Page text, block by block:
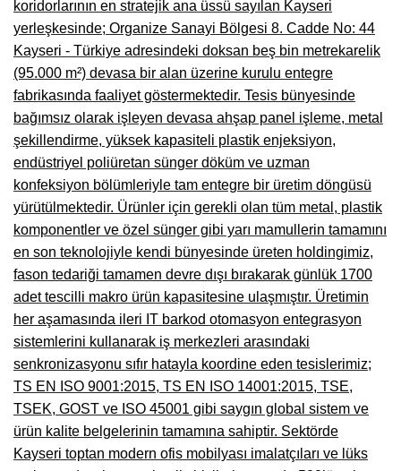
Erzurum Mobilyacılar, Mobilya İmalatçıları, Mağazaları
Afyon Mobilyacılar, Mobilya Mağazaları, İmalatçıları
Çanakkale Mobilyacılar, Mobilya Fabrikaları, Mağazaları
Karabağlar Mobilyacıları, Mobilya İmalatçıları, Firmaları
Aydın Mobilya Mağazaları, Firmaları, Dekorasyon Firmaları
Bilecik Mobilyacılar, Mobilya İmalatçıları, Mağazaları
Çorum Mobilyacılar, Mobilya Mağazaları, İmalatçıları
Denizli Mobilyacılar, Mobilya Üreticileri, Mağazaları
Adıyaman Mobilyacılar, Mobilya İmalatçıları, Mağazaları
Ağrı Mobilyacılar, Mobilya İmalatçıları, Mağazaları
Edirne Mobilyacilar, Mobilya İmalatçıları, Mağazaları
Erzincan Mobilyacılar, Mobilya İmalatçıları, Mağazaları
Yozgat Mobilya Mağazaları, İmalatçıları, Mobilyacıları
koridorlarının en stratejik ana üssü sayılan Kayseri
yerleşkesinde; Organize Sanayi Bölgesi 8. Cadde No: 44
Kayseri - Türkiye adresindeki doksan beş bin metrekarelik
(95.000 m²) devasa bir alan üzerine kurulu entegre
fabrikasında faaliyet göstermektedir. Tesis bünyesinde
bağımsız olarak işleyen devasa ahşap panel işleme, metal
şekillendirme, yüksek kapasiteli plastik enjeksiyon,
endüstriyel poliüretan sünger döküm ve uzman
konfeksiyon bölümleriyle tam entegre bir üretim döngüsü
yürütülmektedir. Ürünler için gerekli olan tüm metal, plastik
komponentler ve özel sünger gibi yarı mamullerin tamamını
en son teknolojiyle kendi bünyesinde üreten holdingimiz,
fason tedariği tamamen devre dışı bırakarak günlük 1700
adet tescilli makro ürün kapasitesine ulaşmıştır. Üretimin
her aşamasında ileri IT barkod otomasyon entegrasyon
sistemlerini kullanarak iş merkezleri arasındaki
senkronizasyonu sıfır hatayla koordine eden tesislerimiz;
TS EN ISO 9001:2015, TS EN ISO 14001:2015, TSE,
TSEK, GOST ve ISO 45001 gibi saygın global sistem ve
ürün kalite belgelerinin tamamına sahiptir. Sektörde
Kayseri toptan modern ofis mobilyası imalatçıları ve lüks